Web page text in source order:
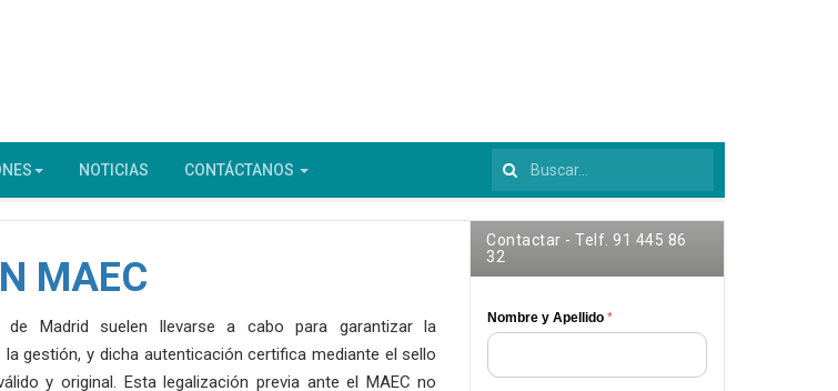
NOTICIAS CONTÁCTANOS Buscar...
MAEC
de Madrid suelen llevarse a cabo para garantizar la
gestión, y dicha autenticación certifica mediante el sello
y original. Esta legalización previa ante el MAEC no
Contactar - Telf. 91 445 86
32
Nombre y Apellido*